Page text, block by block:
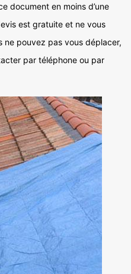
document en moins d’une
est gratuite et ne vous
ne pouvez pas vous déplacer,
par téléphone ou par